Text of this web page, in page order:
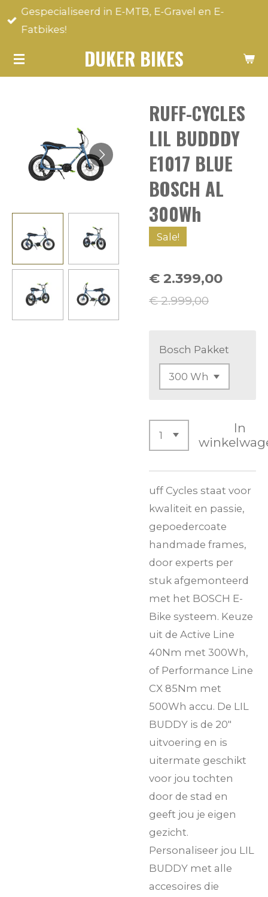
Ga
direct
de
DUKER BIKES
Gespecialiseerd in E-MTB, E-Gravel en E-
Fatbikes!
RUFF-CYCLES
LIL BUDDDY
E1017 BLUE
BOSCH AL
300Wh
Sale!
€ 2.399,00
€ 2.999,00
Bosch Pakket
In
uff Cycles staat voor
kwaliteit en passie,
gepoedercoate
handmade frames,
door experts per
stuk afgemonteerd
met het BOSCH E-
Bike systeem. Keuze
uit de Active Line
40Nm met 300Wh,
of Performance Line
CX 85Nm met
500Wh accu. De LIL
BUDDY is de 20"
uitvoering en is
uitermate geschikt
voor jou tochten
door de stad en
geeft jou je eigen
gezicht.
Personaliseer jou LIL
BUDDY met alle
accesoires die